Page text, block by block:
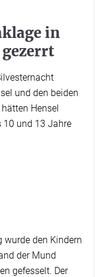
in
und den beiden
Hensel
10 und 13 Jahre
den Kindern
der Mund
gefesselt. Der